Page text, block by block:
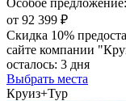
от 92 399 ₽
Скидка 10%
сайте компании
осталось: 3 дня
Выбрать места
Круиз+Тур